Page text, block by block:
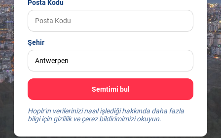
Posta Kodu
Şehir
Semtimi bul
Hoplr'ın verilerinizi nasıl işlediği hakkında daha fazla
bilgi için gizlilik ve çerez bildirimimizi okuyun.